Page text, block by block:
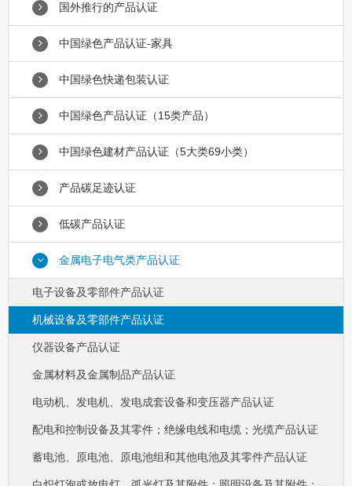
国外推行的产品认证
中国绿色产品认证-家具
中国绿色快递包装认证
中国绿色产品认证（15类产品）
中国绿色建材产品认证（5大类69小类）
产品碳足迹认证
低碳产品认证
金属电子电气类产品认证
电子设备及零部件产品认证
机械设备及零部件产品认证
仪器设备产品认证
金属材料及金属制品产品认证
电动机、发电机、发电成套设备和变压器产品认证
配电和控制设备及其零件；绝缘电线和电缆；光缆产品认证
蓄电池、原电池、原电池组和其他电池及其零件产品认证